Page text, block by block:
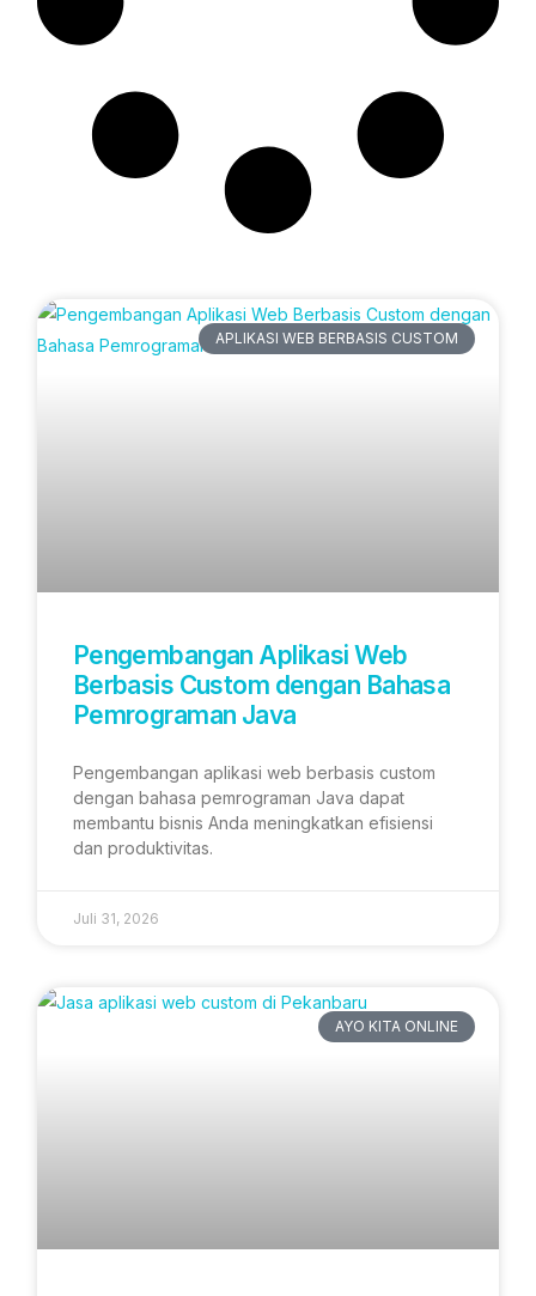
APLIKASI WEB BERBASIS CUSTOM
Pengembangan Aplikasi Web
Berbasis Custom dengan Bahasa
Pemrograman Java
Pengembangan aplikasi web berbasis custom
dengan bahasa pemrograman Java dapat
membantu bisnis Anda meningkatkan efisiensi
dan produktivitas.
Juli 31, 2026
AYO KITA ONLINE